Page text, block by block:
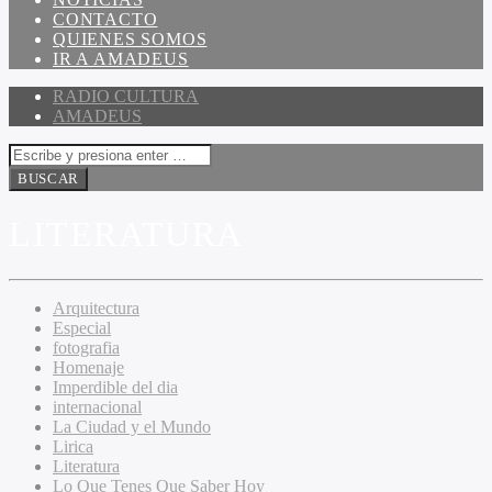
CONTACTO
QUIENES SOMOS
IR A AMADEUS
RADIO CULTURA
AMADEUS
Arquitectura
Especial
fotografia
Homenaje
Imperdible del dia
internacional
La Ciudad y el Mundo
Lirica
Literatura
Lo Que Tenes Que Saber Hoy